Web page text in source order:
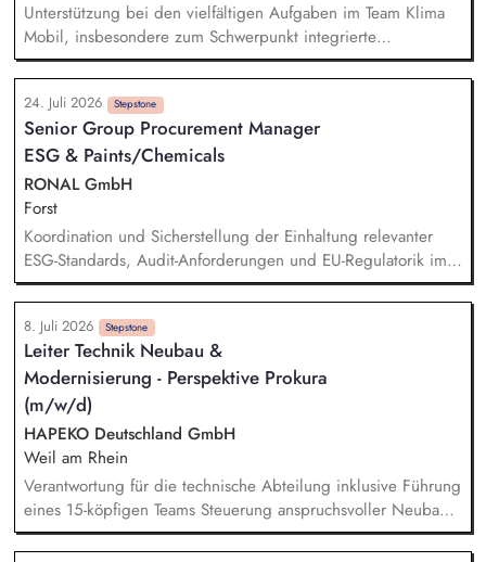
Unterstützung bei den vielfältigen Aufgaben im Team Klima
Mobil, insbesondere zum Schwerpunkt integrierte
Verkehrsplanung. Eigenständige Koordination und
Durchführung von Teilprojekten. Erstellung von
Kommunikationsmaterialien sowie Websitepflege und -
weiterentwicklung. Unterstützung bei der Vorbereitung und
Durchführung von Workshops und Fachveranstaltungen
(online und in Präsenz). Recherchetätigkeiten und Erstellung
sowie Pflege von thematischen Übersichten und
Datenbanken.
24. Juli 2026 Stepstone
Senior Group Procurement Manager
ESG & Paints/Chemicals
RONAL GmbH
Forst
Koordination und Sicherstellung der Einhaltung relevanter
ESG-Standards, Audit-Anforderungen und EU-Regulatorik im
Einkauf. Prüfung von Nachhaltigkeitsunterlagen, Zertifikaten
und Audit-Ergebnissen. Aufbau und Weiterentwicklung von
ESG-KPIs, Reportingstrukturen sowie Prozessen und
Systemen. Entwicklung und Umsetzung von Warengruppen-
und Lieferantenstrategien. Supply Chain Risikomanagement
inklusive Monitoring kritischer Rohstoffe, Kapazitäten,
Transportwege und Markttrends.
8. Juli 2026 Stepstone
Leiter Technik Neubau &
Modernisierung - Perspektive Prokura
(m/w/d)
HAPEKO Deutschland GmbH
Weil am Rhein
Verantwortung für die technische Abteilung inklusive Führung
eines 15-köpfigen Teams Steuerung anspruchsvoller Neubau-,
Modernisierungs- und Sanierungsprojekte als